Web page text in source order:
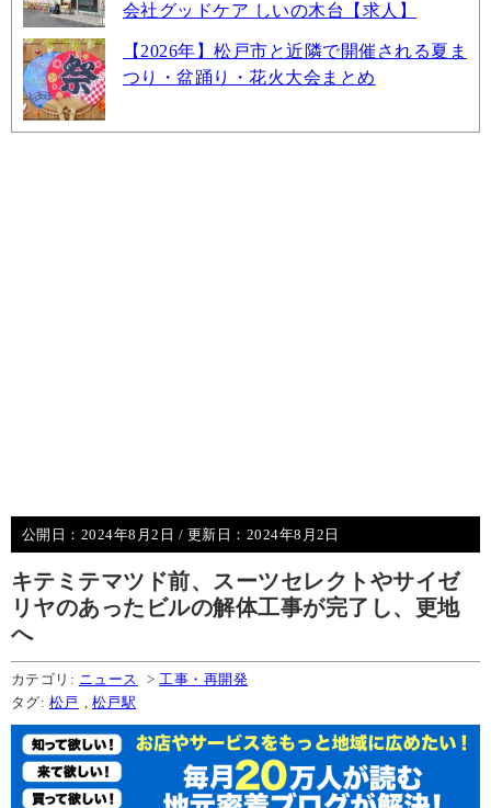
会社グッドケア しいの木台【求人】
【2026年】松戸市と近隣で開催される夏ま
つり・盆踊り・花火大会まとめ
公開日： 2024年8月2日 / 更新日： 2024年8月2日
キテミテマツド前、スーツセレクトやサイゼ
リヤのあったビルの解体工事が完了し、更地
へ
カテゴリ: ニュース > 工事・再開発
タグ: 松戸 松戸駅